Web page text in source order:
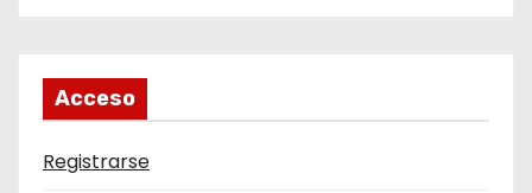
Acceso
Registrarse